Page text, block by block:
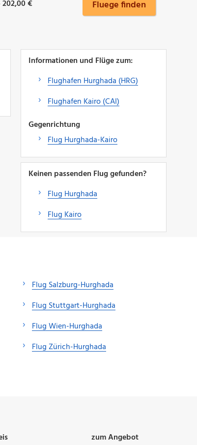
202,00 € Fluege finden
Informationen und Flüge zum:
Flughafen Hurghada (HRG)
Flughafen Kairo (CAI)
Gegenrichtung
Flug Hurghada-Kairo
Keinen passenden Flug gefunden?
Flug Hurghada
Flug Kairo
Flug Salzburg-Hurghada
Flug Stuttgart-Hurghada
Flug Wien-Hurghada
Flug Zürich-Hurghada
zum Angebot